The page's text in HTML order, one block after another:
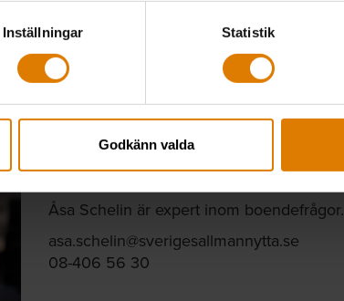
Inställningar Statistik
Godkänn valda
Sveriges Allmännytta
Åsa Schelin
Åsa Schelin är expert inom boendefrågor.
asa.schelin@sverigesallmannytta.se
08-406 56 30